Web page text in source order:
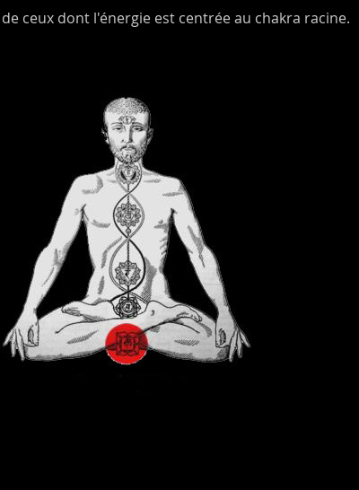
ceux dont l'énergie est centrée au chakra racine.